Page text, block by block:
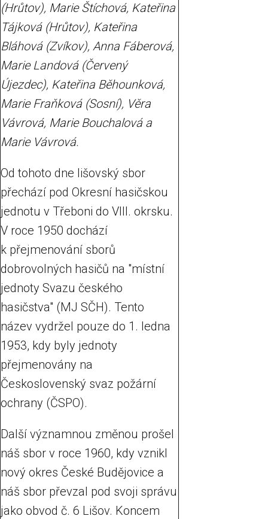
(Hrůtov), Marie Štíchová, Kateřina
Tájková (Hrůtov), Kateřina
Bláhová (Zvíkov), Anna Fáberová,
Marie Landová (Červený
Újezdec), Kateřina Běhounková,
Marie Fraňková (Sosní), Věra
Vávrová, Marie Bouchalová a
Marie Vávrová.
Od tohoto dne lišovský sbor
přechází pod Okresní hasičskou
jednotu v Třeboni do VIII. okrsku.
V roce 1950 dochází
k přejmenování sborů
dobrovolných hasičů na "místní
jednoty Svazu českého
hasičstva" (MJ SČH). Tento
název vydržel pouze do 1. ledna
1953, kdy byly jednoty
přejmenovány na
Československý svaz požární
ochrany (ČSPO).
Další významnou změnou prošel
náš sbor v roce 1960, kdy vznikl
nový okres České Budějovice a
náš sbor převzal pod svoji správu
jako obvod č. 6 Lišov. Koncem